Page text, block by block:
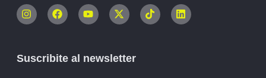
Suscribite al newsletter